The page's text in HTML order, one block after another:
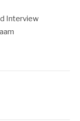
Interview